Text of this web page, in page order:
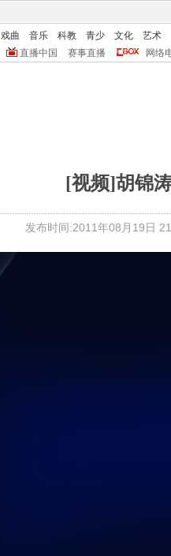
戏曲 音乐 科教 青少 文化
艺术
直播中国 赛事直播 网络
[视频]胡锦
发布时间:2011年08月19日